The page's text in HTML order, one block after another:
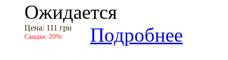
Ожидается
Цена: 111 грн
Скидка: 20% Подробнее